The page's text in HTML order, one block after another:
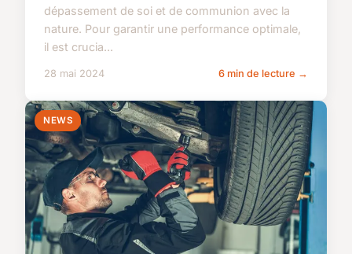
dépassement de soi et de communion avec la
nature. Pour garantir une performance optimale,
il est crucia...
28 mai 2024 6 min de lecture →
NEWS